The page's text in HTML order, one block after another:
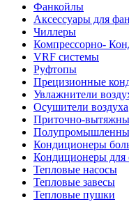
Фанкойлы
Аксессуары для
Чиллеры
Компрессорно-
VRF системы
Руфтопы
Прецизионные
Увлажнители
Осушители воздуха
Приточно-
Кондиционеры
Кондиционеры для
Тепловые насосы
Тепловые завесы
Тепловые пушки